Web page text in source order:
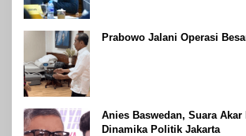
Prabowo Jalani Operasi
Anies Baswedan, Suara
Dinamika Politik Jakarta